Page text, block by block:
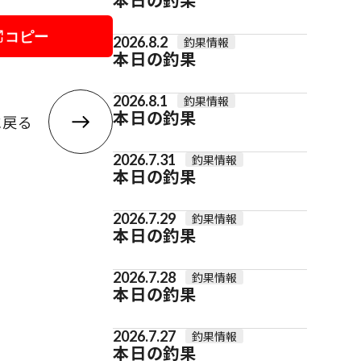
コピー
る
2026.8.2 釣果情報
本日の釣果
2026.8.1 釣果情報
本日の釣果
2026.7.31 釣果情報
本日の釣果
2026.7.29 釣果情報
本日の釣果
2026.7.28 釣果情報
本日の釣果
2026.7.27 釣果情報
本日の釣果